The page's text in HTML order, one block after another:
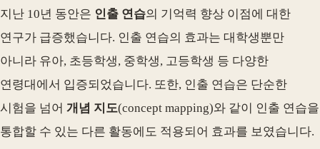
지난 10년 동안은 인출 연습의 기억력 향상 이점에 대한
연구가 급증했습니다. 인출 연습의 효과는 대학생뿐만
아니라 유아, 초등학생, 중학생, 고등학생 등 다양한
연령대에서 입증되었습니다. 또한, 인출 연습은 단순한
시험을 넘어 개념 지도(concept mapping)와 같이 인출 연습을
통합할 수 있는 다른 활동에도 적용되어 효과를 보였습니다.